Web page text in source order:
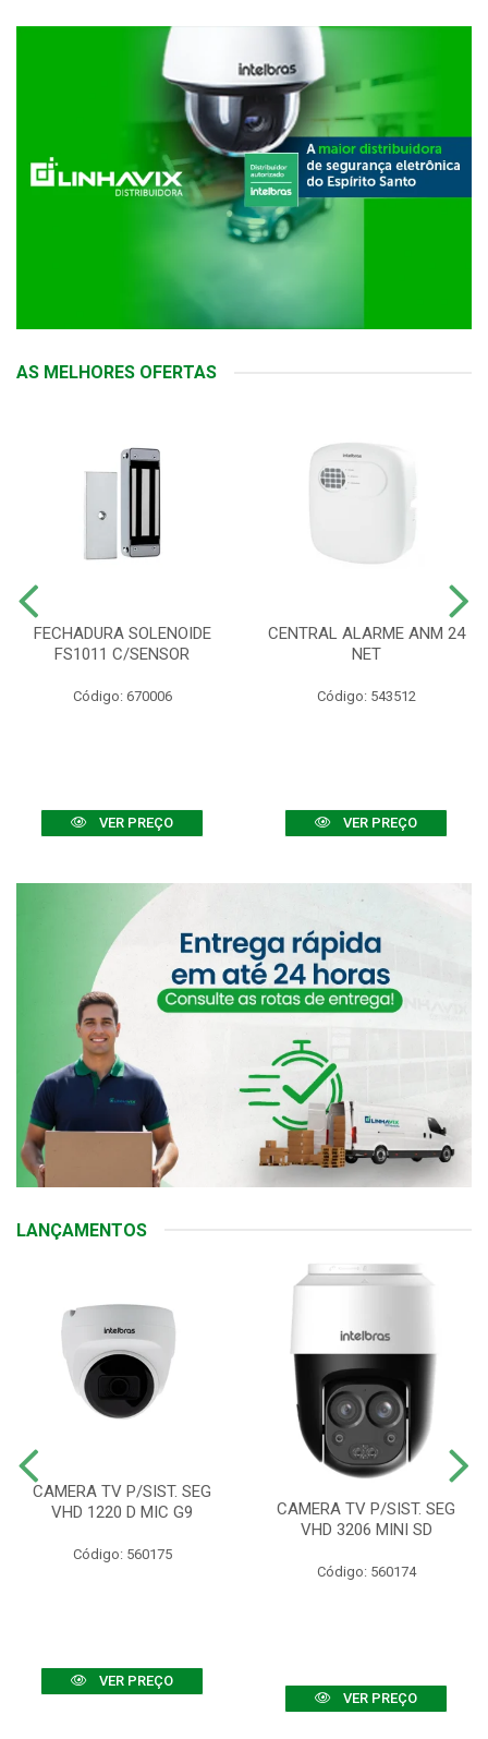
AS MELHORES OFERTAS
FECHADURA SOLENOIDE
FS1011 C/SENSOR
Código: 670006
VER PREÇO
CENTRAL ALARME ANM 24
NET
Código: 543512
VER PREÇO
LANÇAMENTOS
CAMERA TV P/SIST. SEG
VHD 1220 D MIC G9
Código: 560175
VER PREÇO
CAMERA TV P/SIST. SEG
VHD 3206 MINI SD
Código: 560174
VER PREÇO